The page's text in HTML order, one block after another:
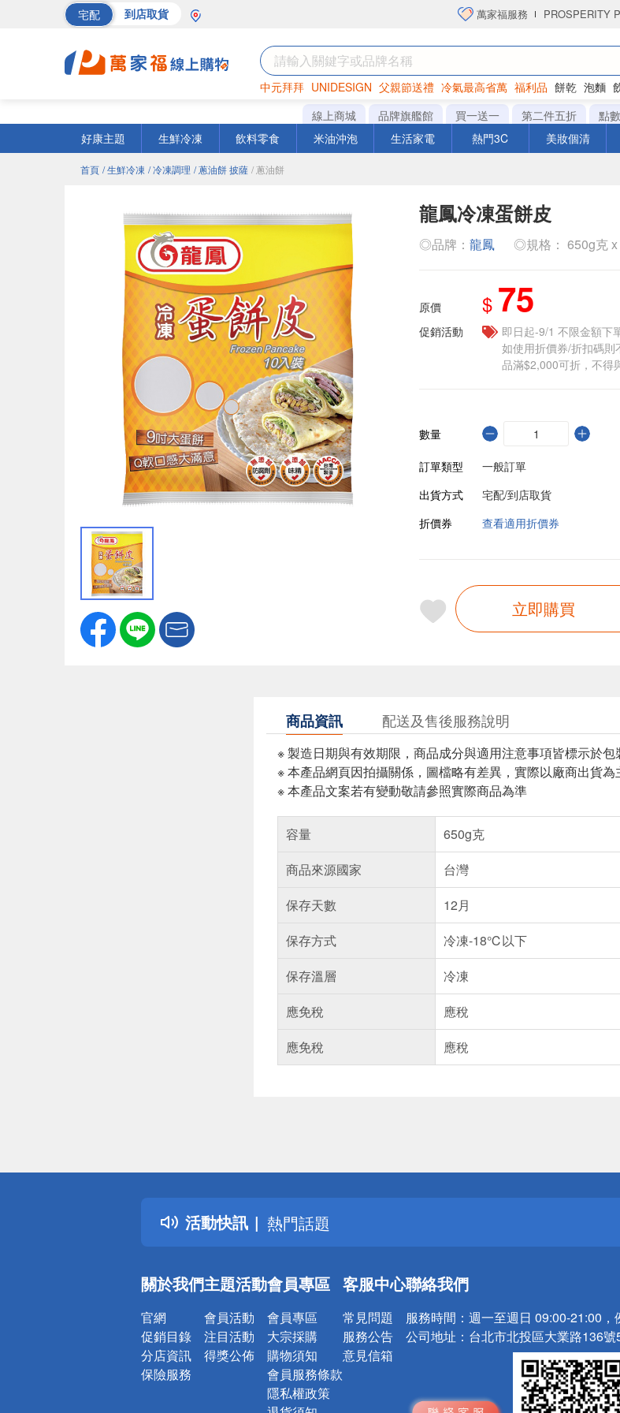
宅配 到店取貨 萬家福服務 PROSPERITY
中元拜拜 UNIDESIGN 父親節送禮 冷氣最高省萬 福利品 餅乾 泡麵
罐頭 海苔 洋芋片
線上商城 品牌旗艦館 買一送一 第二件五折 點
好康主題
生鮮冷凍 飲料零食 米油沖泡 生活家電 熱門3C 美妝個清
首頁 / 生鮮冷凍 / 冷凍調理 / 蔥油餅 披薩 / 蔥油餅
龍鳳冷凍蛋餅皮
◎品牌： 龍鳳 ◎規格： 650g克
原價 $ 75
促銷活動
即日起-9/1 不限金額下
如使用折價券/折扣碼
品滿$2,000可折，不得
數量
訂單類型
一般訂單
出貨方式
宅配/到店取貨
折價券
查看適用折價券
立即購買
商品資訊 配送及售後服務說明
※ 製造日期與有效期限，商品成分與適用注意事項皆標示於包
※ 本產品網頁因拍攝關係，圖檔略有差異，實際以廠商出貨為
※ 本產品文案若有變動敬請參照實際商品為準
容量
650g克
商品來源國家
台灣
保存天數
12月
保存方式
冷凍-18℃以下
保存溫層
冷凍
應免稅
應稅
應免稅
應稅
活動快訊
詐騙網頁！請小心！
得獎公告
熱門話題
銀行優惠
詐騙網頁！請小心！
關於我們
官網
促銷目錄
分店資訊
保險服務
主題活動
會員活動
注目活動
得獎公佈
會員專區
會員專區
大宗採購
購物須知
會員服務條款
隱私權政策
客服中心
常見問題
服務公告
意見信箱
聯絡我們
服務時間： 週一至週日 09:00-21:00
公司地址： 台北市北投區大業路136號